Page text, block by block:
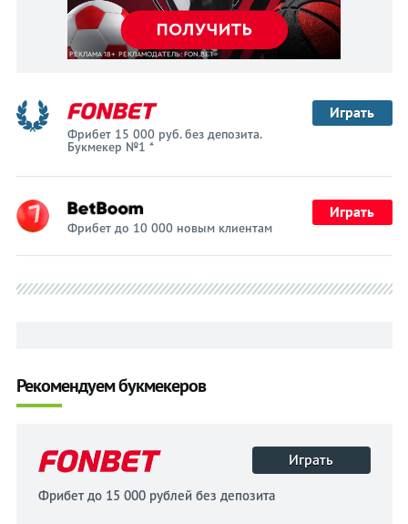
Фрибет 15 000 руб. без депозита.
Букмекер №1 *
Играть
Фрибет до 10 000 новым клиентам
Играть
Рекомендуем букмекеров
Играть
Фрибет до 15 000 рублей без депозита